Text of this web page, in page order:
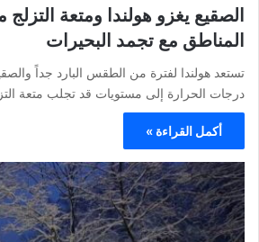
الصقيع يغزو هولندا ومتعة
المناطق مع تجمد البحيرات
تستعد هولندا لفترة من الطقس البارد جداً
درجات الحرارة إلى مستويات قد تجلب متعة
أكمل القراءة »